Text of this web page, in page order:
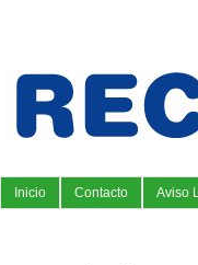
Inicio Contacto Aviso